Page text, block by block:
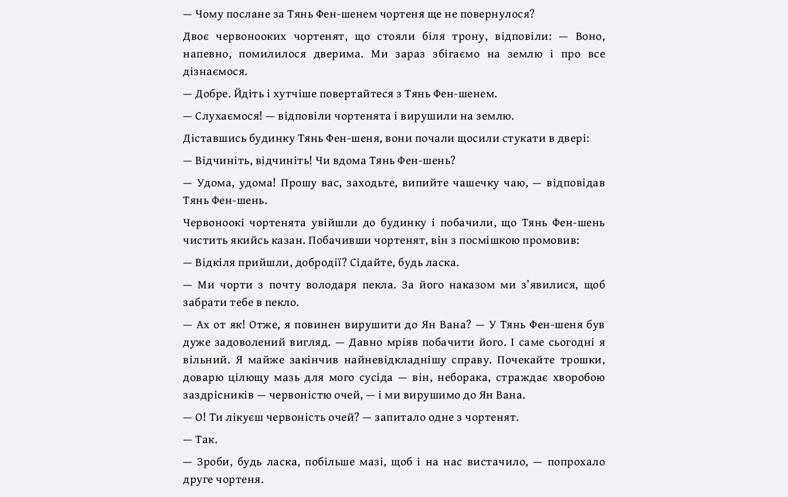
— Чому послане за Тянь Фен-шенем чортеня ще не повернулося?
Двоє червонооких чортенят, що стояли біля трону, відповіли: — Воно,
напевно, помилилося дверима. Ми зараз збігаємо на землю і про все
дізнаємося.
— Добре. Йдіть і хутчіше повертайтеся з Тянь Фен-шенем.
— Слухаємося! — відповіли чортенята і вирушили на землю.
Діставшись будинку Тянь Фен-шеня, вони почали щосили стукати в двері:
— Відчиніть, відчиніть! Чи вдома Тянь Фен-шень?
— Удома, удома! Прошу вас, заходьте, випийте чашечку чаю, — відповідав
Тянь Фен-шень.
Червоноокі чортенята увійшли до будинку і побачили, що Тянь Фен-шень
чистить якийсь казан. Побачивши чортенят, він з посмішкою промовив:
— Відкіля прийшли, добродії? Сідайте, будь ласка.
— Ми чорти з почту володаря пекла. За його наказом ми з’явилися, щоб
забрати тебе в пекло.
— Ах от як! Отже, я повинен вирушити до Ян Вана? — У Тянь Фен-шеня був
дуже задоволений вигляд. — Давно мріяв побачити його. І саме сьогодні я
вільний. Я майже закінчив найневідкладнішу справу. Почекайте трошки,
доварю цілющу мазь для мого сусіда — він, неборака, страждає хворобою
заздрісників — червоністю очей, — і ми вирушимо до Ян Вана.
— О! Ти лікуєш червоність очей? — запитало одне з чортенят.
— Так.
— Зроби, будь ласка, побільше мазі, щоб і на нас вистачило, — попрохало
друге чортеня.